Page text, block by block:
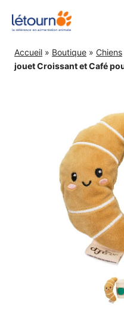
Accueil » Boutique » Chiens
jouet Croissant et Café